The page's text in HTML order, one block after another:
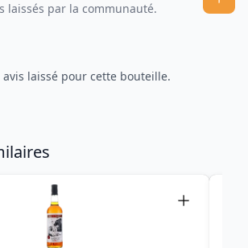
laissés par la communauté.
avis laissé pour cette bouteille.